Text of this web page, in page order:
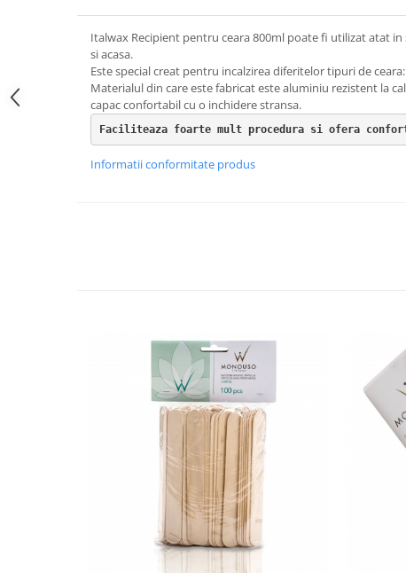
Italwax Recipient pentru ceara 800ml poate fi utilizat atat
si acasa.
Este special creat pentru incalzirea diferitelor tipuri de
Materialul din care este fabricat este aluminiu rezistent la
capac confortabil cu o inchidere stransa.
Faciliteaza foarte mult procedura si ofera
Informatii conformitate produs